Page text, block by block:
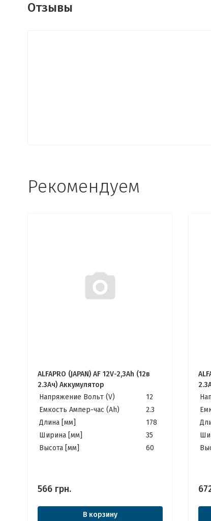
Отзывы
Рекомендуем
ALFAPRO (JAPAN) AF 12V-2,3Ah (12в
2.3Ач) Аккумулятор
Напряжение Вольт (V)
12
Емкость Ампер-час (Ah)
2.3
Длина [мм]
178
Ширина [мм]
35
Высота [мм]
60
566 грн.
В корзину